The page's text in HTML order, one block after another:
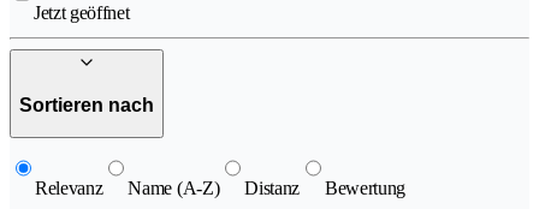
Jetzt geöffnet
Sortieren nach
Relevanz Name (A-Z) Distanz Bewertung